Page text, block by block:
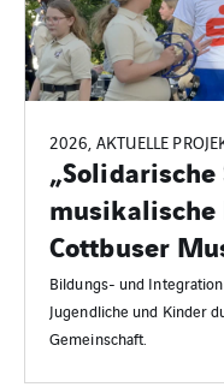
2026, AKTUELLE
Cottbuser
Bildungs- und
Jugendliche und Kinder
Gemeinschaft.